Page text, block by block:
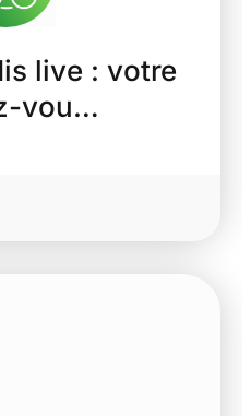
live : votre
vou…